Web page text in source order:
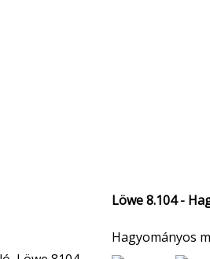
Löwe 8.104 -
Hagyományos